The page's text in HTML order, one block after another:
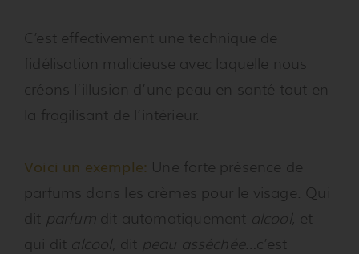
C’est effectivement une technique de
fidélisation malicieuse avec laquelle nous
créons l’illusion d’une peau en santé tout en
la fragilisant de l’intérieur.
Voici un exemple: Une forte présence de
parfums dans les crèmes pour le visage. Qui
dit parfum dit automatiquement alcool, et
qui dit alcool, dit peau asséchée…c’est